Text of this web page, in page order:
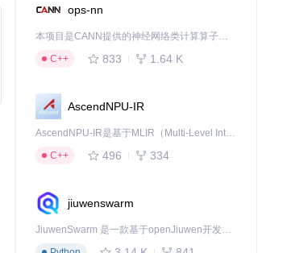
ops-nn
本项目是CANN提供的神经网络类计算算子库，实现网络在NPU上加速计算。
C++
833 1.64 K
AscendNPU-IR
AscendNPU-IR是基于MLIR（Multi-Level Intermediate Representation）构建的，面向昇腾亲和算子编译时使用的中间表示，提供昇腾完备表达能力，通过编译优化提升昇腾AI处理器计算效率，支持通过生态框架使能昇腾AI处理器与深度调优
C++
496 334
jiuwenswarm
JiuwenSwarm 是一款基于openJiuwen开发的智能AI Agent，它能够将大语言模型的强大能力，通过你日常使用的各类通讯应用，直接延伸至你的指尖。